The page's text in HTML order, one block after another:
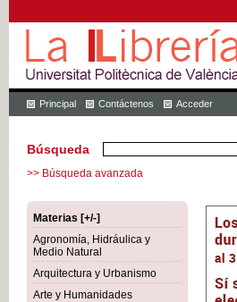
Principal Contáctenos Acceder
Búsqueda
>> Búsqueda avanzada
Materias [+/-]
Agronomía, Hidráulica y
Medio Natural
Arquitectura y Urbanismo
Arte y Humanidades